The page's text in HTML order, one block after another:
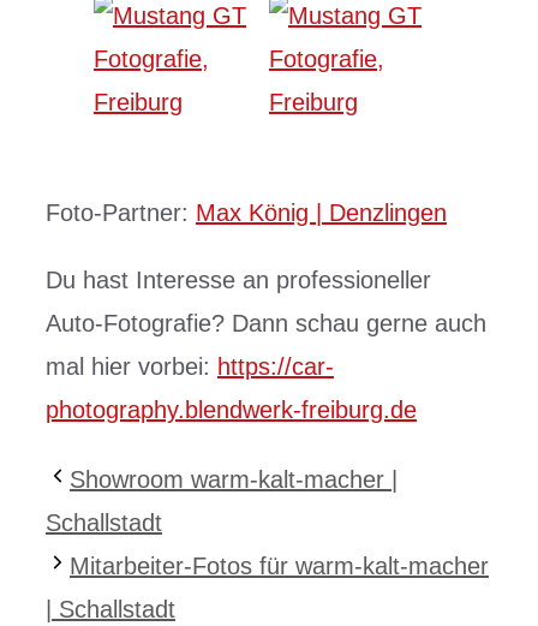
Foto-Partner: Max König | Denzlingen
Du hast Interesse an professioneller
Auto-Fotografie? Dann schau gerne auch
mal hier vorbei: https://car-
photography.blendwerk-freiburg.de
Showroom warm-kalt-macher |
Schallstadt
Mitarbeiter-Fotos für warm-kalt-macher
| Schallstadt